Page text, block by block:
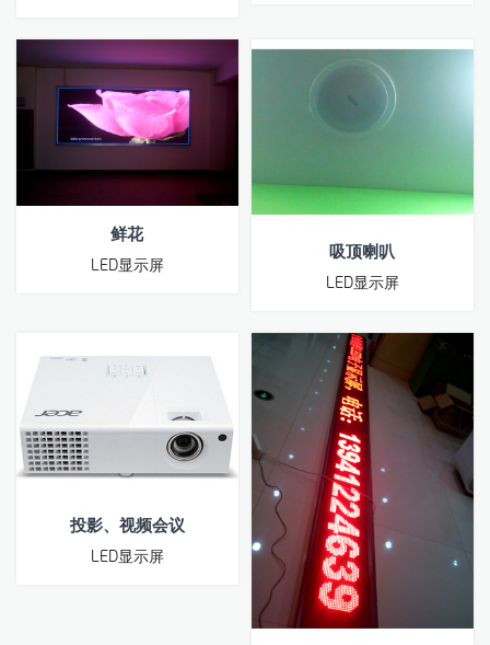
鲜花
LED显示屏
吸顶喇叭
LED显示屏
投影、视频会议
LED显示屏